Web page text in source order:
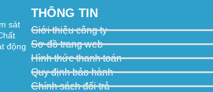
sát
động
THÔNG TIN
Giới thiệu công ty
Sơ đồ trang web
Hình thức thanh toán
Quy định bảo hành
Chính sách đổi trả